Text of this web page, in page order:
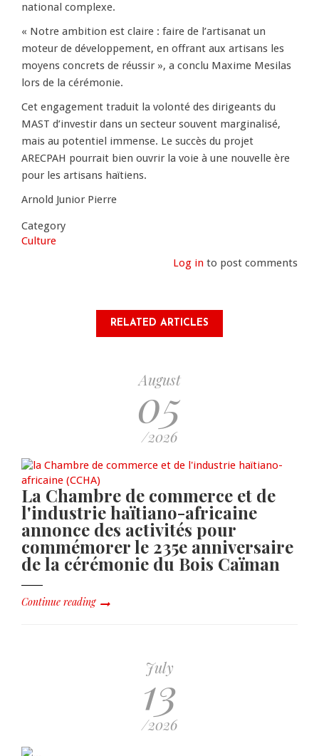
national complexe.
« Notre ambition est claire : faire de l’artisanat un
moteur de développement, en offrant aux artisans les
moyens concrets de réussir », a conclu Maxime Mesilas
lors de la cérémonie.
Cet engagement traduit la volonté des dirigeants du
MAST d’investir dans un secteur souvent marginalisé,
mais au potentiel immense. Le succès du projet
ARECPAH pourrait bien ouvrir la voie à une nouvelle ère
pour les artisans haïtiens.
Arnold Junior Pierre
Category
Culture
Log in to post comments
RELATED ARTICLES
August
05
/2026
La Chambre de commerce et de
l'industrie haïtiano-africaine
annonce des activités pour
commémorer le 235e anniversaire
de la cérémonie du Bois Caïman
Continue reading
July
13
/2026